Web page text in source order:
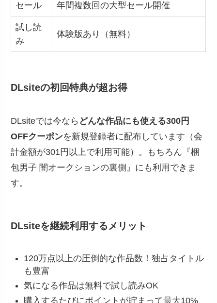
セール 年間複数回の大型セール開催
試し読
み
体験版あり（無料）
DLsiteの初回特典が超お得
DLsiteでは今なら どんな作品にも使える300円
OFFクーポンを新規登録者に配布しています（会
計金額が301円以上で利用可能）。もちろん『梱
包男子 闇オークションの裏側』にも利用できま
す。
DLsiteを継続利用するメリット
120万点以上の圧倒的な作品数！独占タイトル
も豊富
気になる作品は無料で試し読みOK
購入するたびにポイントが貯まって最大10%